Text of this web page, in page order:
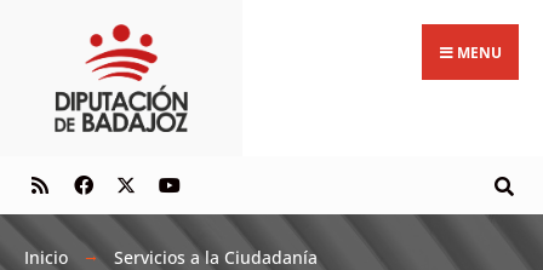
MENU
Inicio Servicios a la Ciudadanía